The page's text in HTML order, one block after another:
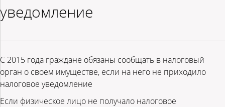
уведомление
С 2015 года граждане обязаны сообщать в налоговый
орган о своем имуществе, если на него не приходило
налоговое уведомление
Если физическое лицо не получало налоговое